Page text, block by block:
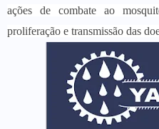
ações de combate ao
proliferação e transmissão das